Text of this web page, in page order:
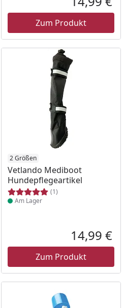
Preis
Zum Produkt
in ProzentPreis
Preis
2 Größen
Vetlando Mediboot
Hundepflegeartikel
(1)
Produkt am Lager
Am Lager
14,99 €
Zum Produkt